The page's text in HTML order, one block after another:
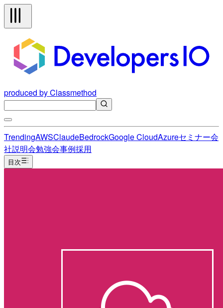
produced by Classmethod
TrendingAWSClaudeBedrockGoogle CloudAzureセミナー会
社説明会勉強会事例採用
目次